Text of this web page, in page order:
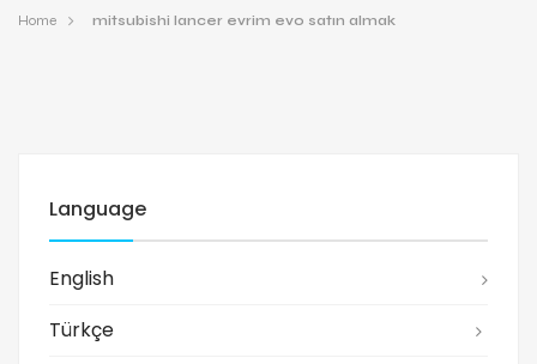
Home mitsubishi lancer evrim evo satın almak
Language
English
Türkçe